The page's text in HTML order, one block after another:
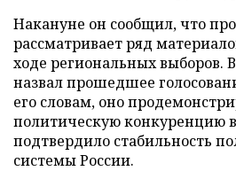
Накануне он сообщил, что
рассматривает ряд
ходе региональных выборов.
назвал прошедшее
его словам, оно
политическую конкуренцию
подтвердило стабильность
системы России.